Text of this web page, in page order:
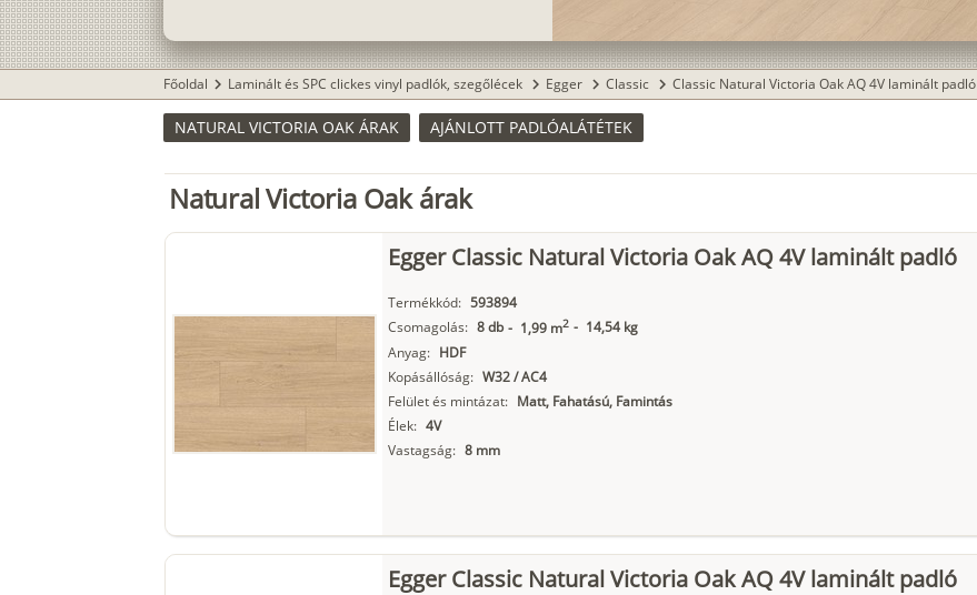
Főoldal chevron_right Laminált és SPC clickes vinyl padlók, szegőlécek chevron_right Egger chevron_right Classic chevron_right Classic Natural Victoria Oak AQ 4V laminált padló
NATURAL VICTORIA OAK ÁRAK AJÁNLOTT PADLÓALÁTÉTEK
Natural Victoria Oak árak
Egger Classic Natural Victoria Oak AQ 4V laminált padló
Termékkód: 593894
Csomagolás: 8 db - 1,99 m2 - 14,54 kg
Anyag: HDF
Kopásállóság: W32 / AC4
Felület és mintázat: Matt, Fahatású, Famintás
Élek: 4V
Vastagság: 8 mm
Egger Classic Natural Victoria Oak AQ 4V laminált padló